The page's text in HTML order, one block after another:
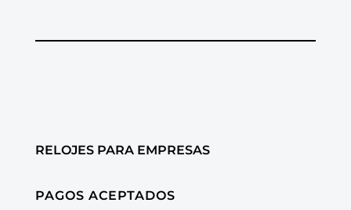
RELOJES PARA EMPRESAS
PAGOS ACEPTADOS